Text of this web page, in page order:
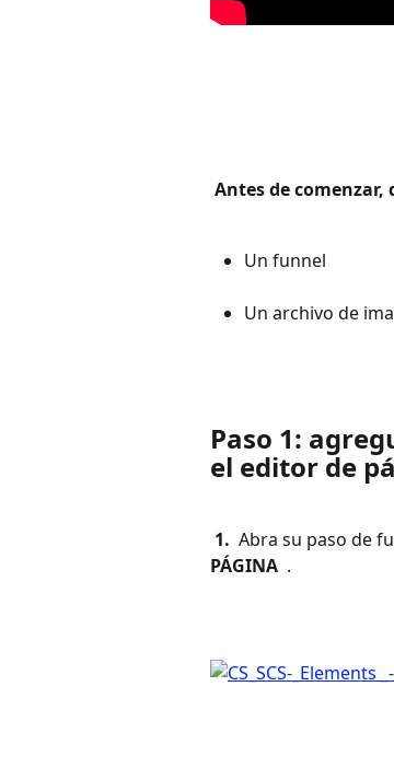
Antes de
Un funnel
Un archivo de
Paso 1:
el editor de
1. Abra su paso de
PÁGINA .